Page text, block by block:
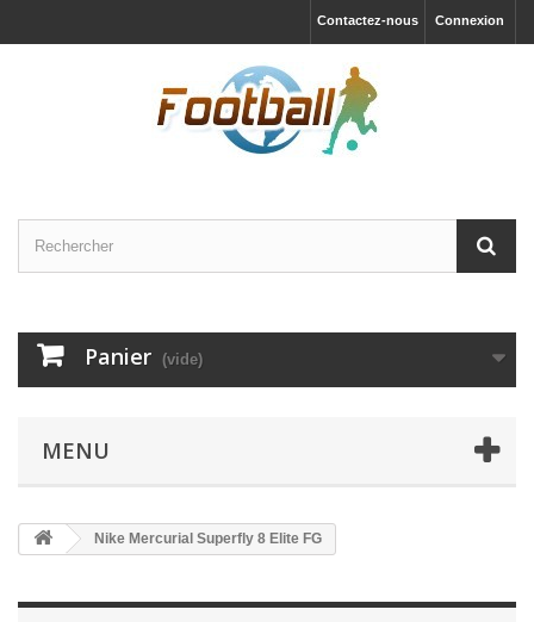
Connexion
Contactez-nous
Panier (vide)
MENU
Nike Mercurial Superfly 8 Elite FG